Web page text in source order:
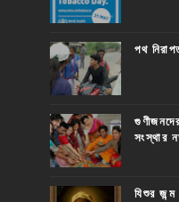
পথ
সংস্থার
যিশুর